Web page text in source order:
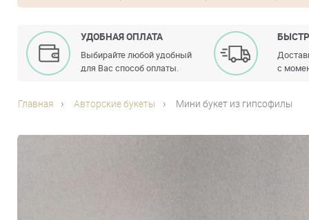
УДОБНАЯ ОПЛАТА
Выбирайте любой удобный
для Вас способ оплаты.
с
Главная Авторские букеты Мини букет из гипсофилы